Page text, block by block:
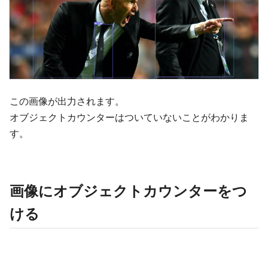
この画像が出力されます。
オブジェクトカウンターはついていないことがわかりま
す。
画像にオブジェクトカウンターをつ
ける